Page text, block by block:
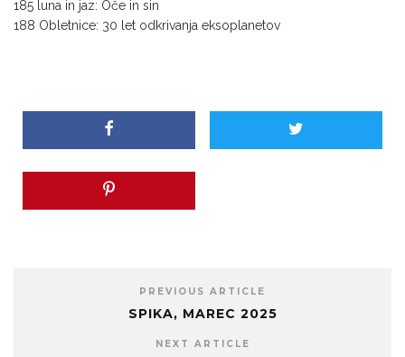
185 luna in jaz: Oče in sin
188 Obletnice: 30 let odkrivanja eksoplanetov
PREVIOUS ARTICLE
SPIKA, MAREC 2025
NEXT ARTICLE